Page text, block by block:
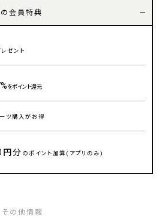
会員特典
ゼント
をポイント還元
ツ購入がお得
分 のポイント加算(アプリのみ)
その他情報